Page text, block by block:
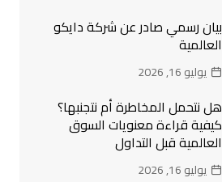
بيان رسمي صادر عن شركة دايكو
العالمية
يوليو 16, 2026
هل نتحمل المخاطرة أم نتجنبها؟
كيفية قراءة معنويات السوق
العالمية قبل التداول
يوليو 16, 2026